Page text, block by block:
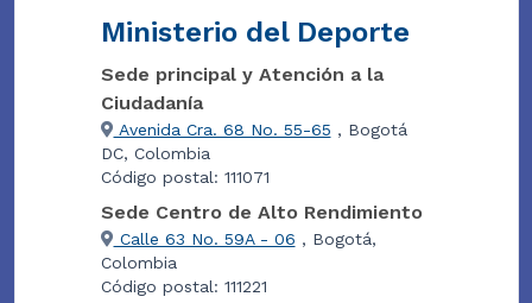
Ministerio del Deporte
Sede principal y Atención a la
Ciudadanía
Avenida Cra. 68 No. 55-65 , Bogotá
DC, Colombia
Código postal: 111071
Sede Centro de Alto Rendimiento
Calle 63 No. 59A - 06 , Bogotá,
Colombia
Código postal: 111221